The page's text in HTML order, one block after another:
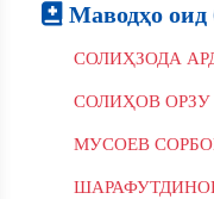
Маводҳо оид
СОЛИҲЗОДА
СОЛИҲОВ
МУСОЕВ